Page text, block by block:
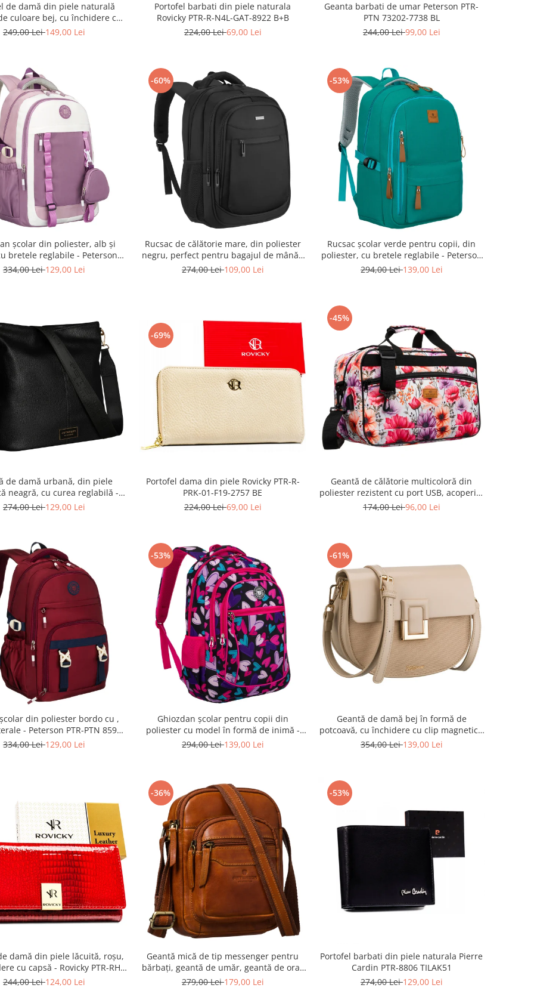
de damă din piele naturală
culoare bej, cu închidere cu
capsă - Peterson
249,00 Lei149,00 Lei
Portofel barbati din piele naturala
Rovicky PTR-R-N4L-GAT-8922 B+B
224,00 Lei69,00 Lei
Geanta barbati de umar Peterson PTR-
PTN 73202-7738 BL
244,00 Lei99,00 Lei
școlar din poliester, alb și
bretele reglabile - Peterson
PTN 8603-1303 PURPLE
334,00 Lei129,00 Lei
-60%
Rucsac de călătorie mare, din poliester
negru, perfect pentru bagajul de mână -
Rovicky PTR-R-BHX-05-1020 BLACK
274,00 Lei109,00 Lei
-53%
Rucsac școlar verde pentru copii, din
poliester, cu bretele reglabile - Peterson
PTR-PTN BHX-01-9259 Gree
294,00 Lei139,00 Lei
de damă urbană, din piele
neagră, cu curea reglabilă -
PTR-PTN JK6-06-6642
274,00 Lei129,00 Lei
-69%
Portofel dama din piele Rovicky PTR-R-
PRK-01-F19-2757 BE
224,00 Lei69,00 Lei
-45%
Geantă de călătorie multicoloră din
poliester rezistent cu port USB, acoperită
cu un model vegetal - Rovicky PTR-R-
174,00 Lei96,00 Lei
din poliester bordo cu ,
- Peterson PTR-PTN 8594-
1402 BORDO
334,00 Lei129,00 Lei
-53%
Ghiozdan școlar pentru copii din
poliester cu model în formă de inimă -
Peterson PTR-PTN BIEDRONKA G54
294,00 Lei139,00 Lei
-61%
Geantă de damă bej în formă de
potcoavă, cu închidere cu clip magnetic -
Peterson PTR-PTN PIWONIA BEIGE
354,00 Lei139,00 Lei
damă din piele lăcuită, roșu,
cu capsă - Rovicky PTR-RH-
22-1-RS RED
244,00 Lei124,00 Lei
-36%
Geantă mică de tip messenger pentru
bărbați, geantă de umăr, geantă de oraș
maro din piele naturală - Peterson
279,00 Lei179,00 Lei
-53%
Portofel barbati din piele naturala Pierre
Cardin PTR-8806 TILAK51
274,00 Lei129,00 Lei